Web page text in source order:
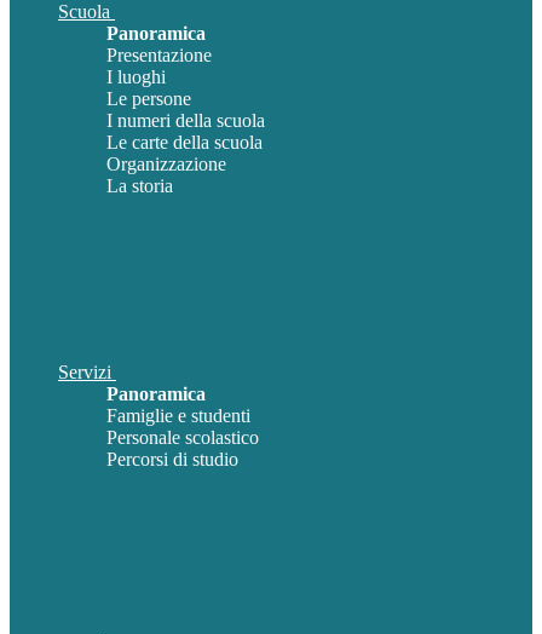
Scuola
Panoramica
Presentazione
I luoghi
Le persone
I numeri della scuola
Le carte della scuola
Organizzazione
La storia
Servizi
Panoramica
Famiglie e studenti
Personale scolastico
Percorsi di studio